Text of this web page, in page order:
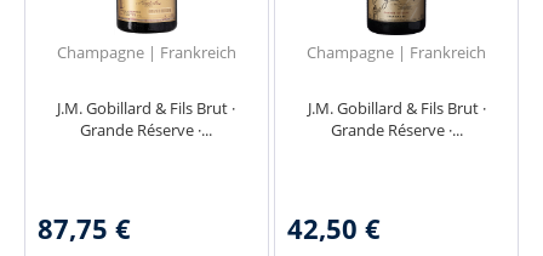
Champagne | Frankreich
J.M. Gobillard & Fils Brut ·
Grande Réserve ·...
87,75 €
Champagne | Frankreich
J.M. Gobillard & Fils Brut ·
Grande Réserve ·...
42,50 €